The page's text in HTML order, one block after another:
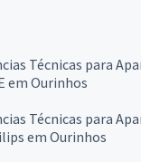
Técnicas para
em Ourinhos
Técnicas para
em Ourinhos